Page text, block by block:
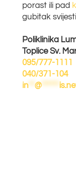
porast ili pad
gubitak
Poliklinika
Toplice Sv.
095/777-1111
040/371-104
in**@******